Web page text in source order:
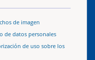
de imagen
de datos personales
de uso sobre los